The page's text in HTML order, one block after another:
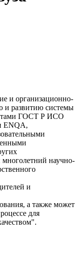
и организационно-
и развитию системы
ГОСТ Р ИСО
ENQA,
многолетний научно-
и
а также может
для